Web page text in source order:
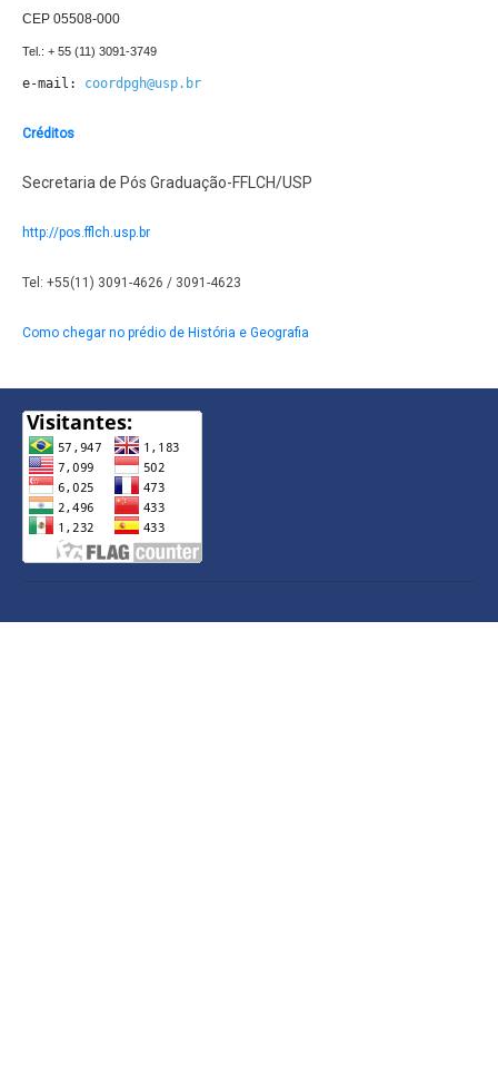
CEP 05508-000
e-mail: coordpgh@usp.br
Créditos
Secretaria de Pós Graduação-FFLCH/USP
http://pos.fflch.usp.br
Tel: +55(11) 3091-4626 / 3091-4623
Como chegar no prédio de História e Geografia